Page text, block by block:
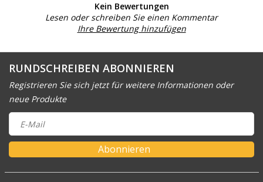
Kein Bewertungen
Lesen oder schreiben Sie einen Kommentar
Ihre Bewertung hinzufügen
RUNDSCHREIBEN ABONNIEREN
Registrieren Sie sich jetzt für weitere Informationen oder
neue Produkte
Abonnieren